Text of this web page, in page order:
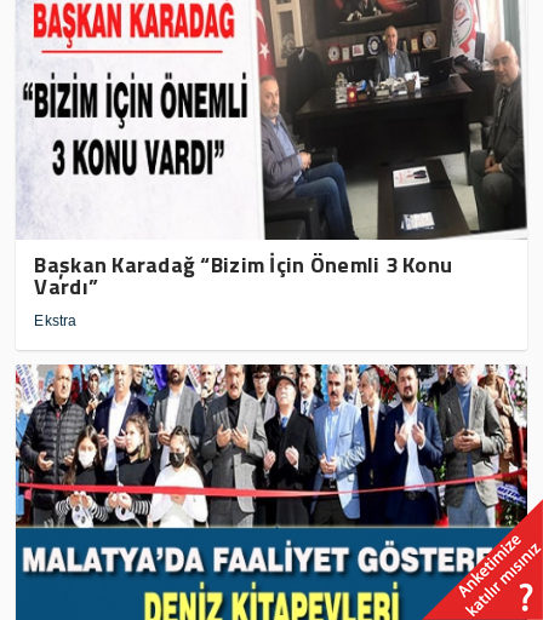
Başkan Karadağ “Bizim İçin Önemli 3 Konu
Vardı”
Ekstra